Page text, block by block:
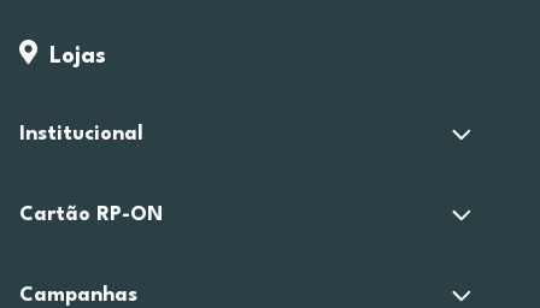
Lojas
Institucional
Cartão RP-ON
Campanhas